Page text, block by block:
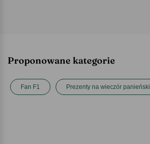
Proponowane kategorie
Fan F1 Prezenty na wieczór panieński